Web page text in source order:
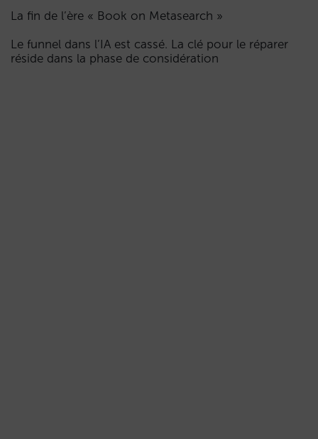
La fin de l’ère « Book on Metasearch »
Le funnel dans l’IA est cassé. La clé pour le réparer
réside dans la phase de considération